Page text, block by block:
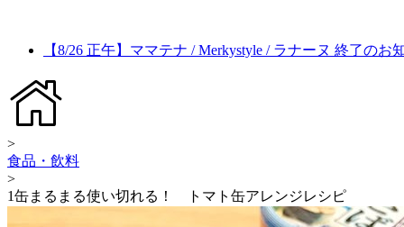
【8/26 正午】ママテナ / Merkystyle / ラナーヌ 終了のお
>
食品・飲料
>
1缶まるまる使い切れる！ トマト缶アレンジレシピ